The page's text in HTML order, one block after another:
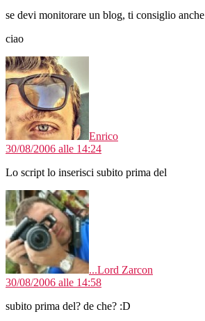
se devi monitorare un blog, ti consiglio anche
ciao
Enrico
30/08/2006 alle 14:24
Lo script lo inserisci subito prima del
...Lord Zarcon
30/08/2006 alle 14:58
subito prima del? de che? :D